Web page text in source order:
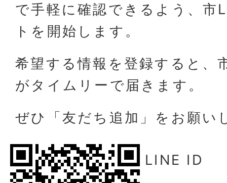
で手軽に確認できるよう、市
トを開始します。
希望する情報を登録すると、
がタイムリーで届きます。
ぜひ「友だち追加」をお願い
LINE ID